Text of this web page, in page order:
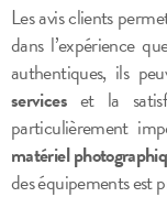
Les avis clients
dans l’expérience
authentiques, ils
serviceset la
particulièrement
matériel
des équipements est